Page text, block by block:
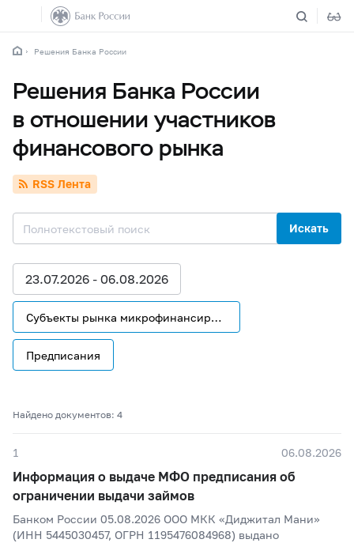
Решения Банка России
Решения Банка России
в отношении участников
финансового рынка
RSS Лента
Искать
23.07.2026 - 06.08.2026
Субъекты рынка микрофинансирования
Предписания
Найдено документов: 4
1 06.08.2026
Информация о выдаче МФО предписания об
ограничении выдачи займов
Банком России 05.08.2026 ООО МКК «Диджитал Мани»
(ИНН 5445030457, ОГРН 1195476084968) выдано